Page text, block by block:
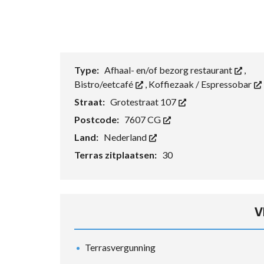
Type: Afhaal- en/of bezorg restaurant
,
Bistro/eetcafé
, Koffiezaak / Espressobar
Straat: Grotestraat 107
Postcode: 7607 CG
Land: Nederland
Terras zitplaatsen: 30
Terrasvergunning